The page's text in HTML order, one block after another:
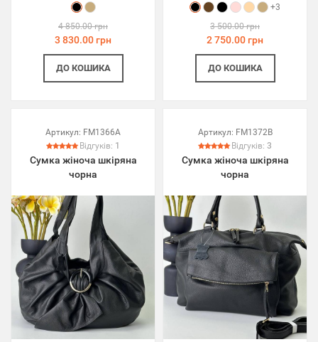
4 850.00 грн
3 830.00 грн
ДО КОШИКА
+3
3 500.00 грн
2 750.00 грн
ДО КОШИКА
Артикул: FM1366A
Відгуків: 1
Сумка жіноча шкіряна
чорна
Артикул: FM1372B
Відгуків: 3
Сумка жіноча шкіряна
чорна